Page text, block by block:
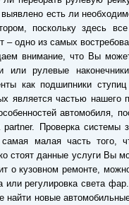
есть ли
поскольку здесь
– одно из самых
внимание, что Вы
или рулевые
как подшипники
является частью нашего
автомобиля,
partner. Проверка системы
малая часть того,
стоят данные услуги Вы
о кузовном ремонте,
или регулировка света
найти новые